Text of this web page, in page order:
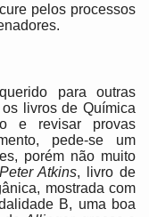
pelos processos
para outras
livros de Química
e revisar provas
pede-se um
porém não muito
Peter Atkins, livro de
mostrada com
B, uma boa